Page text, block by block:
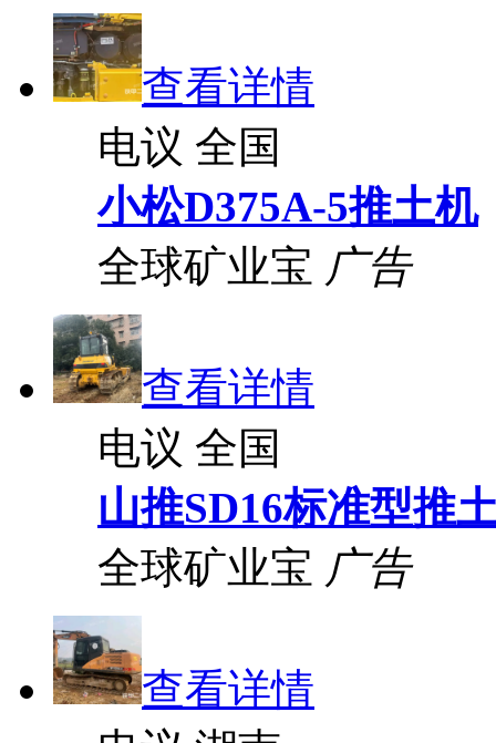
查看详情
电议 全国
小松D375A-5推土机
全球矿业宝 广告
查看详情
电议 全国
山推SD16标准型推
全球矿业宝 广告
查看详情